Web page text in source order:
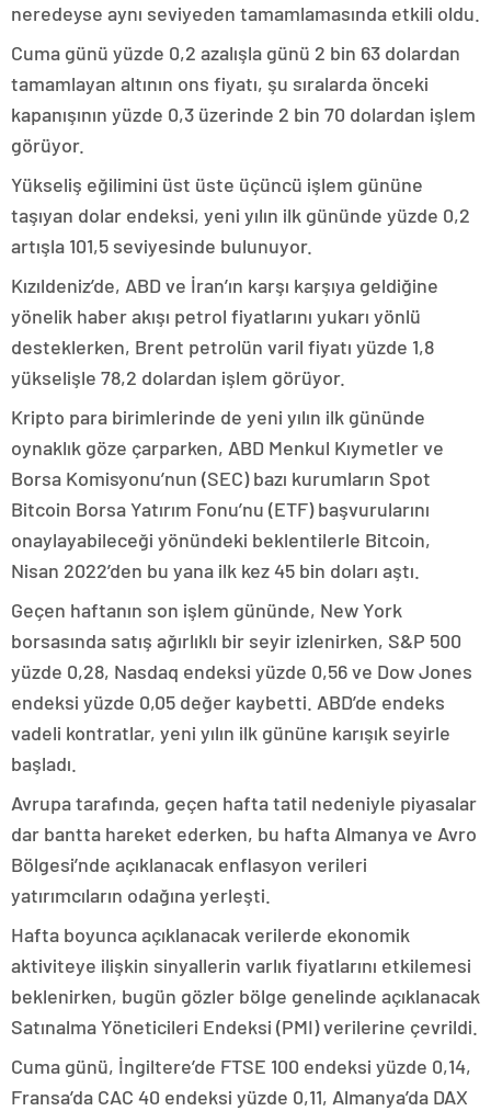
neredeyse aynı seviyeden tamamlamasında etkili oldu.
Cuma günü yüzde 0,2 azalışla günü 2 bin 63 dolardan
tamamlayan altının ons fiyatı, şu sıralarda önceki
kapanışının yüzde 0,3 üzerinde 2 bin 70 dolardan işlem
görüyor.
Yükseliş eğilimini üst üste üçüncü işlem gününe
taşıyan dolar endeksi, yeni yılın ilk gününde yüzde 0,2
artışla 101,5 seviyesinde bulunuyor.
Kızıldeniz’de, ABD ve İran’ın karşı karşıya geldiğine
yönelik haber akışı petrol fiyatlarını yukarı yönlü
desteklerken, Brent petrolün varil fiyatı yüzde 1,8
yükselişle 78,2 dolardan işlem görüyor.
Kripto para birimlerinde de yeni yılın ilk gününde
oynaklık göze çarparken, ABD Menkul Kıymetler ve
Borsa Komisyonu’nun (SEC) bazı kurumların Spot
Bitcoin Borsa Yatırım Fonu’nu (ETF) başvurularını
onaylayabileceği yönündeki beklentilerle Bitcoin,
Nisan 2022’den bu yana ilk kez 45 bin doları aştı.
Geçen haftanın son işlem gününde, New York
borsasında satış ağırlıklı bir seyir izlenirken, S&P 500
yüzde 0,28, Nasdaq endeksi yüzde 0,56 ve Dow Jones
endeksi yüzde 0,05 değer kaybetti. ABD’de endeks
vadeli kontratlar, yeni yılın ilk gününe karışık seyirle
başladı.
Avrupa tarafında, geçen hafta tatil nedeniyle piyasalar
dar bantta hareket ederken, bu hafta Almanya ve Avro
Bölgesi’nde açıklanacak enflasyon verileri
yatırımcıların odağına yerleşti.
Hafta boyunca açıklanacak verilerde ekonomik
aktiviteye ilişkin sinyallerin varlık fiyatlarını etkilemesi
beklenirken, bugün gözler bölge genelinde açıklanacak
Satınalma Yöneticileri Endeksi (PMI) verilerine çevrildi.
Cuma günü, İngiltere’de FTSE 100 endeksi yüzde 0,14,
Fransa’da CAC 40 endeksi yüzde 0,11, Almanya’da DAX